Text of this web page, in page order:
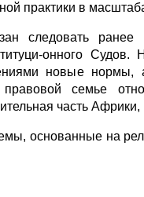
практики в
следовать
онного
новые
семье
часть
основанные на